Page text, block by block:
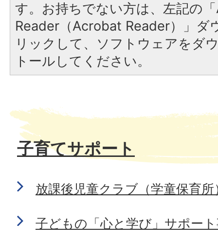
す。お持ちでない方は、左記の
Reader（Acrobat Reader）」ダ
リックして、ソフトウェアをダ
トールしてください。
子育てサポート
放課後児童クラブ（学童保育
子どもの「心と学び」サポー